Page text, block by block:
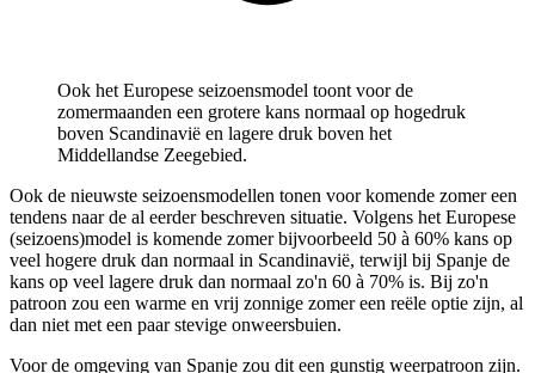
Ook het Europese seizoensmodel toont voor de
zomermaanden een grotere kans normaal op hogedruk
boven Scandinavië en lagere druk boven het
Middellandse Zeegebied.
Ook de nieuwste seizoensmodellen tonen voor komende zomer een
tendens naar de al eerder beschreven situatie. Volgens het Europese
(seizoens)model is komende zomer bijvoorbeeld 50 à 60% kans op
veel hogere druk dan normaal in Scandinavië, terwijl bij Spanje de
kans op veel lagere druk dan normaal zo'n 60 à 70% is. Bij zo'n
patroon zou een warme en vrij zonnige zomer een reële optie zijn, al
dan niet met een paar stevige onweersbuien.
Voor de omgeving van Spanje zou dit een gunstig weerpatroon zijn.